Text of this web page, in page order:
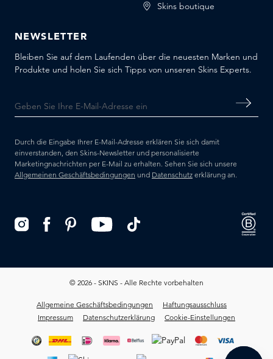
Skins boutique
NEWSLETTER
Bleiben Sie auf dem Laufenden über die neuesten Marken und
Produkte und holen Sie sich Tipps von unseren Skins Experts.
Durch die Eingabe Ihrer E-Mail-Adresse erklären Sie sich damit
einverstanden, den Skins-Newsletter und personalisierte
Marketingnachrichten per E-Mail zu erhalten. Sehen Sie sich unsere
Allgemeinen Geschäftsbedingungen und Datenschutz erklärung an.
© 2026 - SKINS - Alle Rechte vorbehalten
Allgemeine Geschäftsbedingungen
Haftungsausschluss
Impressum
Datenschutzerklärung Cookie-Einstellungen